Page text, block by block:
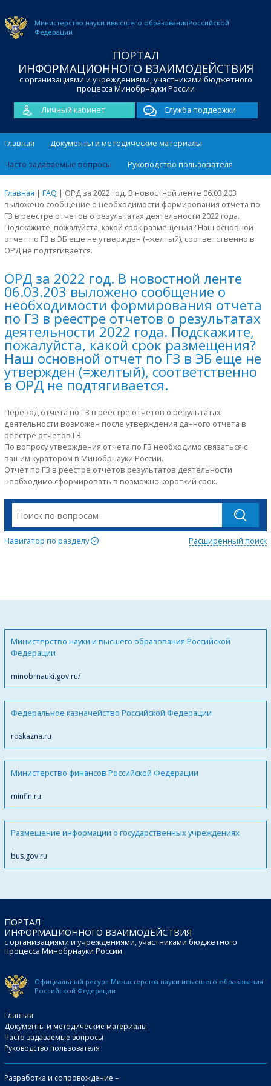
Министерство науки ивысшего образованияРоссийской
Федерации
ПОРТАЛ
ИНФОРМАЦИОННОГО ВЗАИМОДЕЙСТВИЯ
с организациями и учреждениями, участниками бюджетного
процесса Минобрнауки России
Личный кабинет
Служба поддержки
Главная
Документы и методические материалы
Часто задаваемые вопросы
Руководство пользователя
Главная | FAQ | ОРД за 2022 год. В новостной ленте 06.03.203
выложено сообщение о необходимости формирования отчета по
ГЗ в реестре отчетов о результатах деятельности 2022 года.
Подскажите, пожалуйста, какой срок размещения? Наш основной
отчет по ГЗ в ЭБ еще не утвержден (=желтый), соответственно в
ОРД не подтягивается.
ОРД за 2022 год. В новостной ленте
06.03.203 выложено сообщение о
необходимости формирования отчета
по ГЗ в реестре отчетов о результатах
деятельности 2022 года. Подскажите,
пожалуйста, какой срок размещения?
Наш основной отчет по ГЗ в ЭБ еще не
утвержден (=желтый), соответственно
в ОРД не подтягивается.
Перевод отчета по ГЗ в реестре отчетов о результатах
деятельности возможен после утверждения данного отчета в
реестре отчетов ГЗ.
По вопросу утверждения отчета по ГЗ необходимо связаться с
вашим куратором в Минобрнауки России.
Отчет по ГЗ в реестре отчетов результатов деятельности
необходимо сформировать в возможно короткий срок.
Навигатор по разделу Расширенный поиск
Министерство науки и высшего образования Российской
Федерации
minobrnauki.gov.ru/
Федеральное казначейство Российской Федерации
roskazna.ru
Министерство финансов Российской Федерации
minfin.ru
Размещение информации о государственных учреждениях
bus.gov.ru
ПОРТАЛ
ИНФОРМАЦИОННОГО ВЗАИМОДЕЙСТВИЯ
с организациями и учреждениями, участниками бюджетного
процесса Минобрнауки России
Официальный ресурс Министерства науки ивысшего образования
Российской Федерации
Главная
Документы и методические материалы
Часто задаваемые вопросы
Руководство пользователя
Разработка и сопровождение –